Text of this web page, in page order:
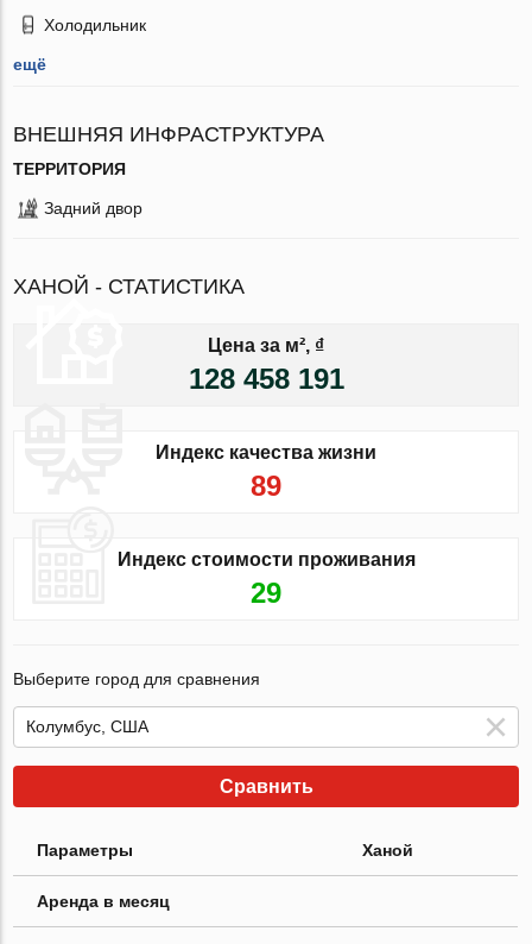
Холодильник
ещё
ВНЕШНЯЯ ИНФРАСТРУКТУРА
ТЕРРИТОРИЯ
Задний двор
ХАНОЙ - СТАТИСТИКА
Цена за м², ₫
128 458 191
Индекс качества жизни
89
Индекс стоимости проживания
29
Выберите город для сравнения
Сравнить
Параметры Ханой
Аренда в месяц